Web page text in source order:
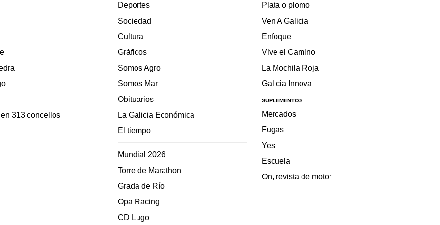
313 concellos
Deportes
Sociedad
Cultura
Gráficos
Somos Agro
Somos Mar
Obituarios
La Galicia Económica
El tiempo
Mundial 2026
Torre de Marathon
Grada de Río
Opa Racing
CD Lugo
Plata o plomo
Ven A Galicia
Enfoque
Vive el Camino
La Mochila Roja
Galicia Innova
SUPLEMENTOS
Mercados
Fugas
Yes
Escuela
On, revista de motor